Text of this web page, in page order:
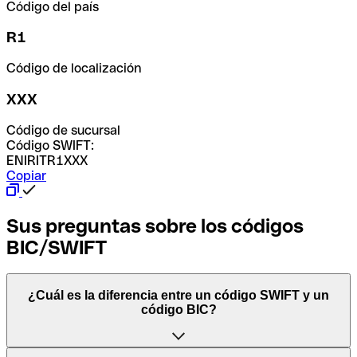
Código del país
R1
Código de localización
XXX
Código de sucursal
Código SWIFT:
ENIRITR1XXX
Copiar
Sus preguntas sobre los códigos
BIC/SWIFT
¿Cuál es la diferencia entre un código SWIFT y un
código BIC?